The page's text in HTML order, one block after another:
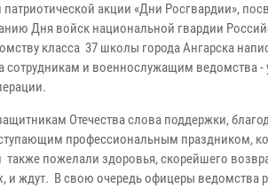
акции «Дни Росгвардии»,
Дня войск национальной гвардии
класса 37 школы города Ангарска
сотрудникам и военнослужащим ведомства -
Отечества слова поддержки,
профессиональным праздником,
также пожелали здоровья, скорейшего
и ждут. В свою очередь офицеры ведомства